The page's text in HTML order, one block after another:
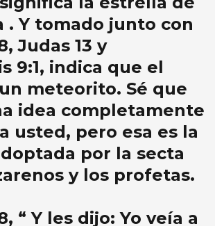
. Y tomado junto con
Judas 13 y
9:1, indica que el
meteorito. Sé que
idea completamente
usted, pero esa es la
por la secta
y los profetas.
“ Y les dijo: Yo veía a